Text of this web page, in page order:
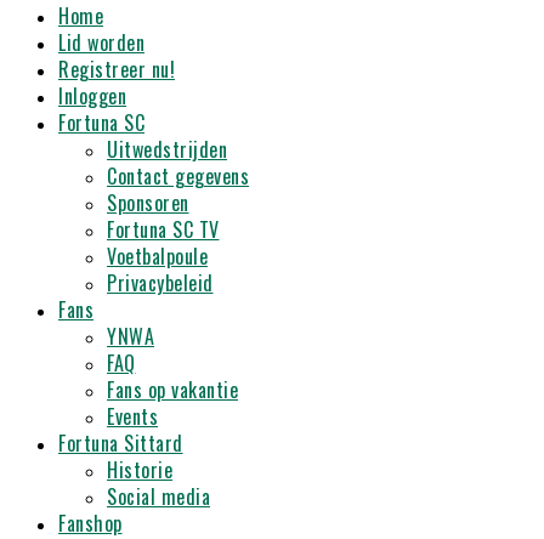
Primary
Menu
Home
Lid worden
Registreer nu!
Inloggen
Fortuna SC
Uitwedstrijden
Contact gegevens
Sponsoren
Fortuna SC TV
Voetbalpoule
Privacybeleid
Fans
YNWA
FAQ
Fans op vakantie
Events
Fortuna Sittard
Historie
Social media
Fanshop